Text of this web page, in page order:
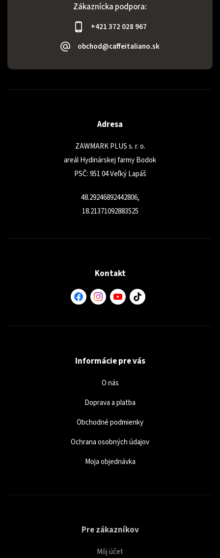
Zákaznícka podpora:
+421 372 028 967
obchod@caffeitaliano.sk
Adresa
ZAWMARK PLUS s. r. o.
areál Hydinárskej farmy Bodok
PSČ: 951 04 Veľký Lapáš
48.29246892442806,
18.21371092883525
Kontakt
Informácie pre vás
O nás
Doprava a platba
Obchodné podmienky
Ochrana osobných údajov
Moja objednávka
Pre zákazníkov
Môj účet